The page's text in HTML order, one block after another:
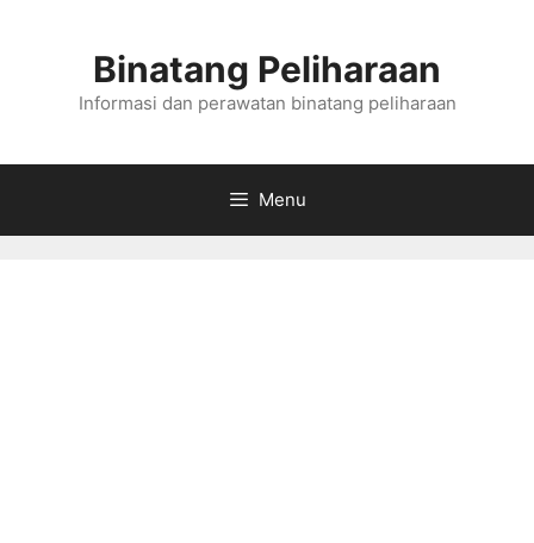
Binatang Peliharaan
Informasi dan perawatan binatang peliharaan
Menu